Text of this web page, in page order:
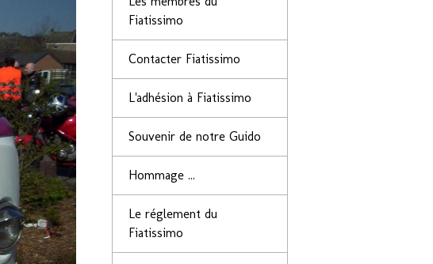
Fiatissimo
Contacter Fiatissimo
L'adhésion à Fiatissimo
Souvenir de notre Guido
Hommage ...
Le réglement du
Fiatissimo